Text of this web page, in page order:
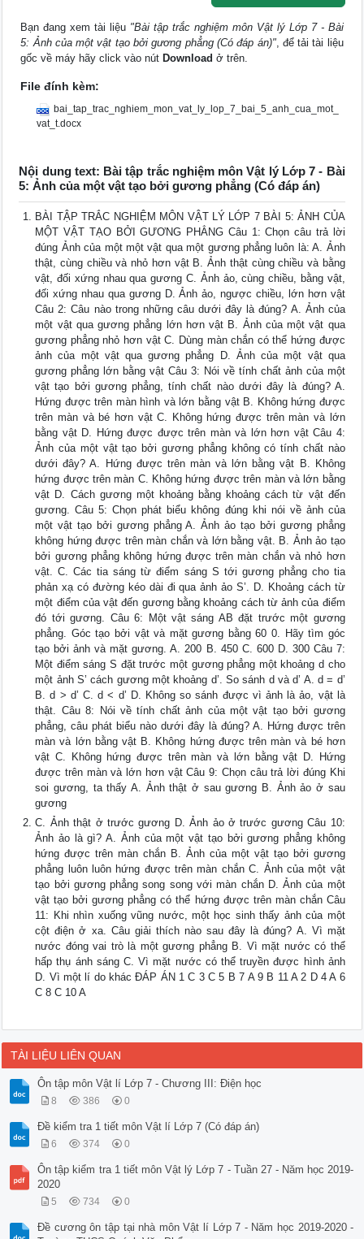
Bạn đang xem tài liệu "Bài tập trắc nghiệm môn Vật lý Lớp 7 - Bài
5: Ảnh của một vật tạo bởi gương phẳng (Có đáp án)", để tải tài liệu
gốc về máy hãy click vào nút Download ở trên.
File đính kèm:
bai_tap_trac_nghiem_mon_vat_ly_lop_7_bai_5_anh_cua_mot_
vat_t.docx
Nội dung text: Bài tập trắc nghiệm môn Vật lý Lớp 7 - Bài
5: Ảnh của một vật tạo bởi gương phẳng (Có đáp án)
BÀI TẬP TRẮC NGHIỆM MÔN VẬT LÝ LỚP 7 BÀI 5: ẢNH CỦA
MỘT VẬT TẠO BỞI GƯƠNG PHẲNG Câu 1: Chọn câu trả lời
đúng Ảnh của một một vật qua một gương phẳng luôn là: A. Ảnh
thật, cùng chiều và nhỏ hơn vật B. Ảnh thật cùng chiều và bằng
vật, đối xứng nhau qua gương C. Ảnh ảo, cùng chiều, bằng vật,
đối xứng nhau qua gương D. Ảnh ảo, ngược chiều, lớn hơn vật
Câu 2: Câu nào trong những câu dưới đây là đúng? A. Ảnh của
một vật qua gương phẳng lớn hơn vật B. Ảnh của một vật qua
gương phẳng nhỏ hơn vật C. Dùng màn chắn có thể hứng được
ảnh của một vật qua gương phẳng D. Ảnh của một vật qua
gương phẳng lớn bằng vật Câu 3: Nói về tính chất ảnh của một
vật tạo bởi gương phẳng, tính chất nào dưới đây là đúng? A.
Hứng được trên màn hình và lớn bằng vật B. Không hứng được
trên màn và bé hơn vật C. Không hứng được trên màn và lớn
bằng vật D. Hứng được được trên màn và lớn hơn vật Câu 4:
Ảnh của một vật tạo bởi gương phẳng không có tính chất nào
dưới đây? A. Hứng được trên màn và lớn bằng vật B. Không
hứng được trên màn C. Không hứng được trên màn và lớn bằng
vật D. Cách gương một khoảng bằng khoảng cách từ vật đến
gương. Câu 5: Chọn phát biểu không đúng khi nói về ảnh của
một vật tạo bởi gương phẳng A. Ảnh ảo tạo bởi gương phẳng
không hứng được trên màn chắn và lớn bằng vật. B. Ảnh ảo tạo
bởi gương phẳng không hứng được trên màn chắn và nhỏ hơn
vật. C. Các tia sáng từ điểm sáng S tới gương phẳng cho tia
phản xạ có đường kéo dài đi qua ảnh ảo S’. D. Khoảng cách từ
một điểm của vật đến gương bằng khoảng cách từ ảnh của điểm
đó tới gương. Câu 6: Một vật sáng AB đặt trước một gương
phẳng. Góc tạo bởi vật và mặt gương bằng 60 0. Hãy tìm góc
tạo bởi ảnh và mặt gương. A. 200 B. 450 C. 600 D. 300 Câu 7:
Một điểm sáng S đặt trước một gương phẳng một khoảng d cho
một ảnh S’ cách gương một khoảng d’. So sánh d và d’ A. d = d’
B. d > d’ C. d < d’ D. Không so sánh được vì ảnh là ảo, vật là
thật. Câu 8: Nói về tính chất ảnh của một vật tạo bởi gương
phẳng, câu phát biểu nào dưới đây là đúng? A. Hứng được trên
màn và lớn bằng vật B. Không hứng được trên màn và bé hơn
vật C. Không hứng được trên màn và lớn bằng vật D. Hứng
được trên màn và lớn hơn vật Câu 9: Chọn câu trả lời đúng Khi
soi gương, ta thấy A. Ảnh thật ở sau gương B. Ảnh ảo ở sau
gương
C. Ảnh thật ở trước gương D. Ảnh ảo ở trước gương Câu 10:
Ảnh ảo là gì? A. Ảnh của một vật tạo bởi gương phẳng không
hứng được trên màn chắn B. Ảnh của một vật tạo bởi gương
phẳng luôn luôn hứng được trên màn chắn C. Ảnh của một vật
tạo bởi gương phẳng song song với màn chắn D. Ảnh của một
vật tạo bởi gương phẳng có thể hứng được trên màn chắn Câu
11: Khi nhìn xuống vũng nước, một học sinh thấy ảnh của một
cột điện ở xa. Câu giải thích nào sau đây là đúng? A. Vì mặt
nước đóng vai trò là một gương phẳng B. Vì mặt nước có thể
hấp thụ ánh sáng C. Vì mặt nước có thể truyền được hình ảnh
D. Vì một lí do khác ĐÁP ÁN 1 C 3 C 5 B 7 A 9 B 11 A 2 D 4 A 6
C 8 C 10 A
TÀI LIỆU LIÊN QUAN
Ôn tập môn Vật lí Lớp 7 - Chương III: Điện học
8 386 0
Đề kiểm tra 1 tiết môn Vật lí Lớp 7 (Có đáp án)
6 374 0
Ôn tập kiểm tra 1 tiết môn Vật lý Lớp 7 - Tuần 27 - Năm học 2019-
2020
5 734 0
Đề cương ôn tập tại nhà môn Vật lí Lớp 7 - Năm học 2019-2020 -